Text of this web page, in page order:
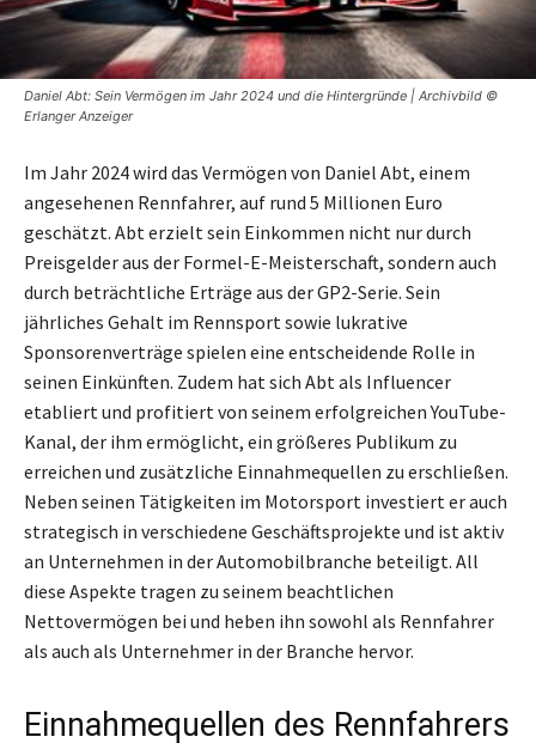
Daniel Abt: Sein Vermögen im Jahr 2024 und die Hintergründe | Archivbild ©
Erlanger Anzeiger
Im Jahr 2024 wird das Vermögen von Daniel Abt, einem
angesehenen Rennfahrer, auf rund 5 Millionen Euro
geschätzt. Abt erzielt sein Einkommen nicht nur durch
Preisgelder aus der Formel-E-Meisterschaft, sondern auch
durch beträchtliche Erträge aus der GP2-Serie. Sein
jährliches Gehalt im Rennsport sowie lukrative
Sponsorenverträge spielen eine entscheidende Rolle in
seinen Einkünften. Zudem hat sich Abt als Influencer
etabliert und profitiert von seinem erfolgreichen YouTube-
Kanal, der ihm ermöglicht, ein größeres Publikum zu
erreichen und zusätzliche Einnahmequellen zu erschließen.
Neben seinen Tätigkeiten im Motorsport investiert er auch
strategisch in verschiedene Geschäftsprojekte und ist aktiv
an Unternehmen in der Automobilbranche beteiligt. All
diese Aspekte tragen zu seinem beachtlichen
Nettovermögen bei und heben ihn sowohl als Rennfahrer
als auch als Unternehmer in der Branche hervor.
Einnahmequellen des Rennfahrers